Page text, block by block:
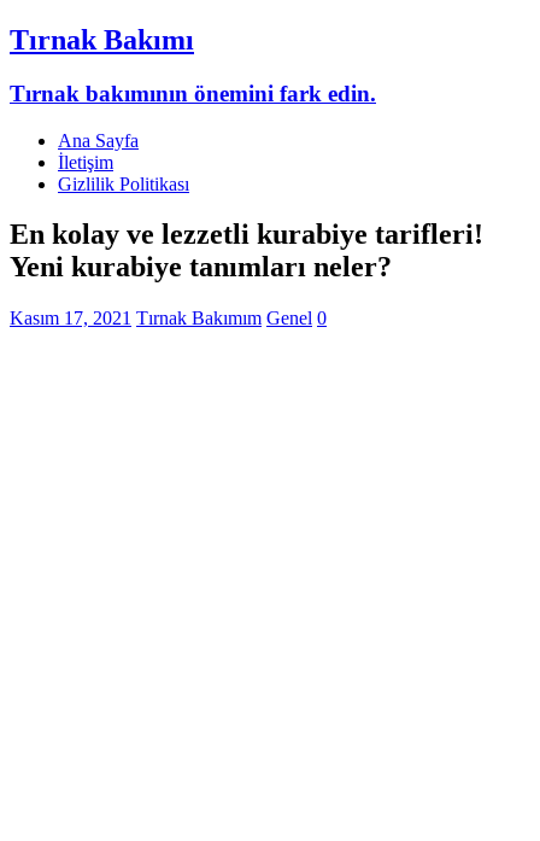
Tırnak Bakımı
Tırnak bakımının önemini fark edin.
Ana Sayfa
İletişim
Gizlilik Politikası
En kolay ve lezzetli kurabiye tarifleri!
Yeni kurabiye tanımları neler?
Kasım 17, 2021 Tırnak Bakımım Genel 0